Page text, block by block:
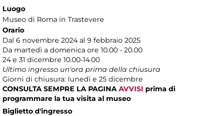
Luogo
Museo di Roma in Trastevere
Orario
Dal 6 novembre 2024 al 9 febbraio 2025
Da martedì a domenica ore 10.00 - 20.00
24 e 31 dicembre 10.00-14.00
Ultimo ingresso un'ora prima della chiusura
Giorni di chiusura: lunedì e 25 dicembre
CONSULTA SEMPRE LA PAGINA AVVISI prima di
programmare la tua visita al museo
Biglietto d'ingresso